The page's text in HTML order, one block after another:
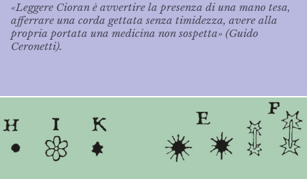
«Leggere Cioran è avvertire la presenza di una mano tesa,
afferrare una corda gettata senza timidezza, avere alla
propria portata una medicina non sospetta» (Guido
Ceronetti).